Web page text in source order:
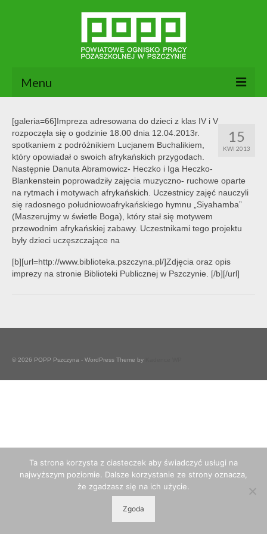
Menu
O nas
Dokumenty POPP
Zajęcia
Kontakt
BIP
15
KWI 2013
[galeria=66]Impreza adresowana do dzieci z klas IV i V
rozpoczęła się o godzinie 18.00 dnia 12.04.2013r.
spotkaniem z podróżnikiem Lucjanem Buchalikiem,
który opowiadał o swoich afrykańskich przygodach.
Następnie Danuta Abramowicz- Heczko i Iga Heczko-
Blankenstein poprowadziły zajęcia muzyczno- ruchowe oparte
na rytmach i motywach afrykańskich. Uczestnicy zajęć nauczyli
się radosnego południowoafrykańskiego hymnu „Siyahamba”
(Maszerujmy w świetle Boga), który stał się motywem
przewodnim afrykańskiej zabawy. Uczestnikami tego projektu
były dzieci uczęszczające na
[b][url=http://www.biblioteka.pszczyna.pl/]Zdjęcia oraz opis
imprezy na stronie Biblioteki Publicznej w Pszczynie. [/b][/url]
© 2026 POPP Pszczyna - WordPress Theme by
Ta strona korzysta z ciasteczek aby świadczyć usługi na
najwyższym poziomie. Dalsze korzystanie ze strony oznacza,
że zgadzasz się na ich użycie.
Zgoda